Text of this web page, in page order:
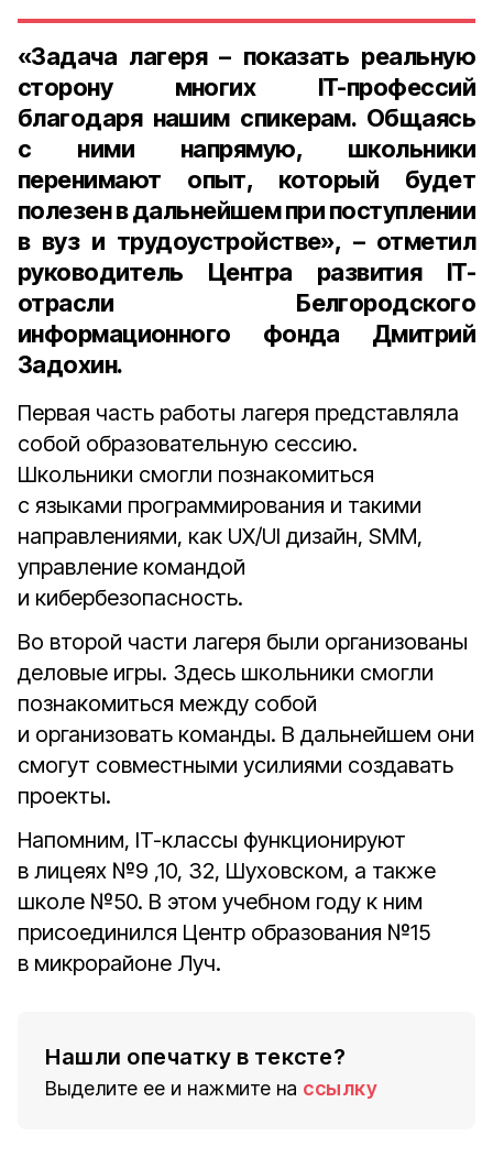
«Задача лагеря – показать реальную
сторону многих IT-профессий
благодаря нашим спикерам. Общаясь
с ними напрямую, школьники
перенимают опыт, который будет
полезен в дальнейшем при поступлении
в вуз и трудоустройстве», – отметил
руководитель Центра развития IT-
отрасли Белгородского
информационного фонда Дмитрий
Задохин.
Первая часть работы лагеря представляла
собой образовательную сессию.
Школьники смогли познакомиться
с языками программирования и такими
направлениями, как UX/UI дизайн, SMM,
управление командой
и кибербезопасность.
Во второй части лагеря были организованы
деловые игры. Здесь школьники смогли
познакомиться между собой
и организовать команды. В дальнейшем они
смогут совместными усилиями создавать
проекты.
Напомним, IT-классы функционируют
в лицеях №9 ,10, 32, Шуховском, а также
школе №50. В этом учебном году к ним
присоединился Центр образования №15
в микрорайоне Луч.
Нашли опечатку в тексте?
Выделите ее и нажмите на ссылку